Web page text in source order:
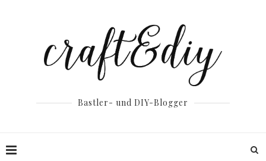
Bastler- und DIY-Blogger